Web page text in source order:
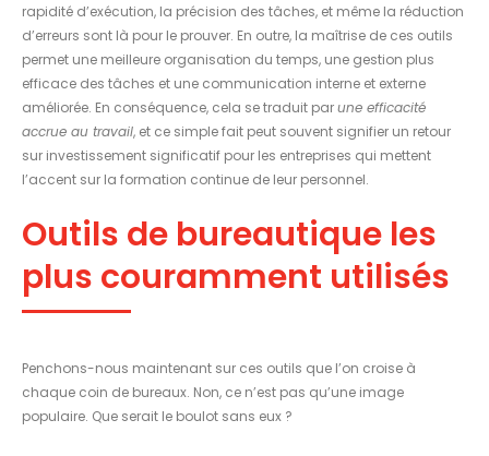
rapidité d’exécution, la précision des tâches, et même la réduction
d’erreurs sont là pour le prouver. En outre, la maîtrise de ces outils
permet une meilleure organisation du temps, une gestion plus
efficace des tâches et une communication interne et externe
améliorée. En conséquence, cela se traduit parune efficacité
accrue au travail, et ce simple fait peut souvent signifier un retour
sur investissement significatif pour les entreprises qui mettent
l’accent sur la formation continue de leur personnel.
Outils de bureautique les
plus couramment utilisés
Penchons-nous maintenant sur ces outils que l’on croise à
chaque coin de bureaux. Non, ce n’est pas qu’une image
populaire. Que serait le boulot sans eux ?